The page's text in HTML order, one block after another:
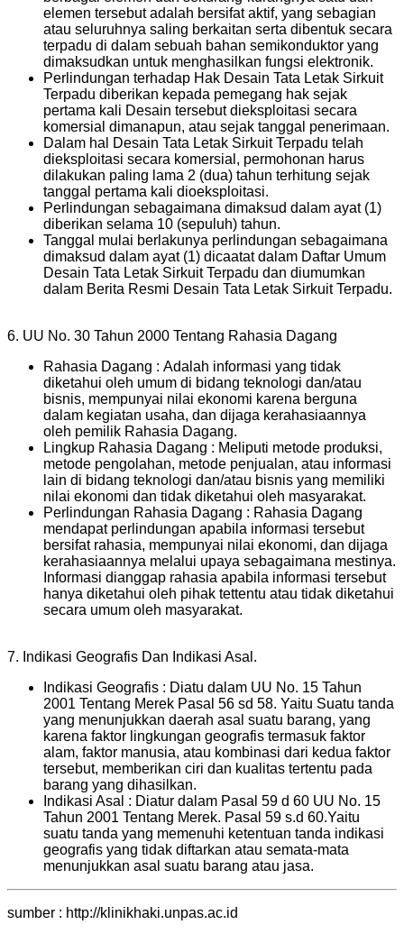
elemen tersebut adalah bersifat aktif, yang sebagian
atau seluruhnya saling berkaitan serta dibentuk secara
terpadu di dalam sebuah bahan semikonduktor yang
dimaksudkan untuk menghasilkan fungsi elektronik.
Perlindungan terhadap Hak Desain Tata Letak Sirkuit
Terpadu diberikan kepada pemegang hak sejak
pertama kali Desain tersebut dieksploitasi secara
komersial dimanapun, atau sejak tanggal penerimaan.
Dalam hal Desain Tata Letak Sirkuit Terpadu telah
dieksploitasi secara komersial, permohonan harus
dilakukan paling lama 2 (dua) tahun terhitung sejak
tanggal pertama kali dioeksploitasi.
Perlindungan sebagaimana dimaksud dalam ayat (1)
diberikan selama 10 (sepuluh) tahun.
Tanggal mulai berlakunya perlindungan sebagaimana
dimaksud dalam ayat (1) dicaatat dalam Daftar Umum
Desain Tata Letak Sirkuit Terpadu dan diumumkan
dalam Berita Resmi Desain Tata Letak Sirkuit Terpadu.
6. UU No. 30 Tahun 2000 Tentang Rahasia Dagang
Rahasia Dagang : Adalah informasi yang tidak
diketahui oleh umum di bidang teknologi dan/atau
bisnis, mempunyai nilai ekonomi karena berguna
dalam kegiatan usaha, dan dijaga kerahasiaannya
oleh pemilik Rahasia Dagang.
Lingkup Rahasia Dagang : Meliputi metode produksi,
metode pengolahan, metode penjualan, atau informasi
lain di bidang teknologi dan/atau bisnis yang memiliki
nilai ekonomi dan tidak diketahui oleh masyarakat.
Perlindungan Rahasia Dagang : Rahasia Dagang
mendapat perlindungan apabila informasi tersebut
bersifat rahasia, mempunyai nilai ekonomi, dan dijaga
kerahasiaannya melalui upaya sebagaimana mestinya.
Informasi dianggap rahasia apabila informasi tersebut
hanya diketahui oleh pihak tettentu atau tidak diketahui
secara umum oleh masyarakat.
7. Indikasi Geografis Dan Indikasi Asal.
Indikasi Geografis : Diatu dalam UU No. 15 Tahun
2001 Tentang Merek Pasal 56 sd 58. Yaitu Suatu tanda
yang menunjukkan daerah asal suatu barang, yang
karena faktor lingkungan geografis termasuk faktor
alam, faktor manusia, atau kombinasi dari kedua faktor
tersebut, memberikan ciri dan kualitas tertentu pada
barang yang dihasilkan.
Indikasi Asal : Diatur dalam Pasal 59 d 60 UU No. 15
Tahun 2001 Tentang Merek. Pasal 59 s.d 60.Yaitu
suatu tanda yang memenuhi ketentuan tanda indikasi
geografis yang tidak diftarkan atau semata-mata
menunjukkan asal suatu barang atau jasa.
sumber : http://klinikhaki.unpas.ac.id